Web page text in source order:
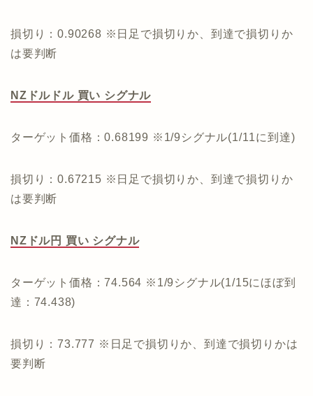
損切り：0.90268 ※日足で損切りか、到達で損切りか
は要判断
NZドルドル 買い シグナル
ターゲット価格：0.68199 ※1/9シグナル(1/11に到達)
損切り：0.67215 ※日足で損切りか、到達で損切りか
は要判断
NZドル円 買い シグナル
ターゲット価格：74.564 ※1/9シグナル(1/15にほぼ到
達：74.438)
損切り：73.777 ※日足で損切りか、到達で損切りかは
要判断